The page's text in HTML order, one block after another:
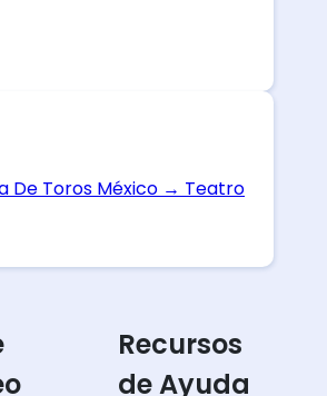
De Toros México → Teatro
Recursos
de Ayuda